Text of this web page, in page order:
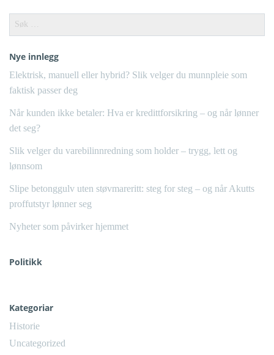
Leit
Nye innlegg
Elektrisk, manuell eller hybrid? Slik velger du munnpleie som
faktisk passer deg
Når kunden ikke betaler: Hva er kredittforsikring – og når lønner
det seg?
Slik velger du varebilinnredning som holder – trygg, lett og
lønnsom
Slipe betonggulv uten støvmareritt: steg for steg – og når Akutts
proffutstyr lønner seg
Nyheter som påvirker hjemmet
Politikk
Kategoriar
Historie
Uncategorized